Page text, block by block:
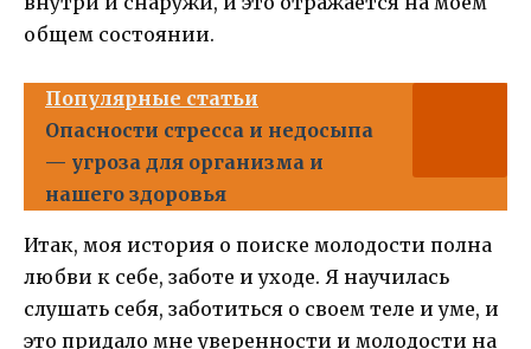
общем состоянии.
Популярные статьи
Опасности стресса и недосыпа
— угроза для организма и
нашего здоровья
Итак, моя история о поиске молодости полна
любви к себе, заботе и уходе. Я научилась
слушать себя, заботиться о своем теле и уме, и
это придало мне уверенности и молодости на